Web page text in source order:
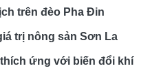
trên đèo Pha Đin
trị nông sản Sơn La
ứng với biến đổi khí